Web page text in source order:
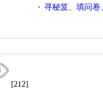
· 寻秘笈、填问卷
[212]